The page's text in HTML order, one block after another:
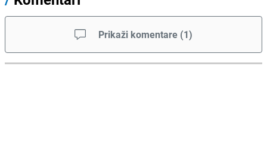
Prikaži komentare (1)